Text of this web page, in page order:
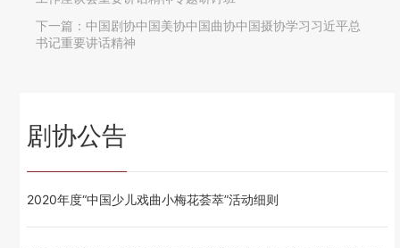
下一篇： 中国剧协中国美协中国曲协中国摄协学习习近平总
书记重要讲话精神
剧协公告
2020年度“中国少儿戏曲小梅花荟萃”活动细则